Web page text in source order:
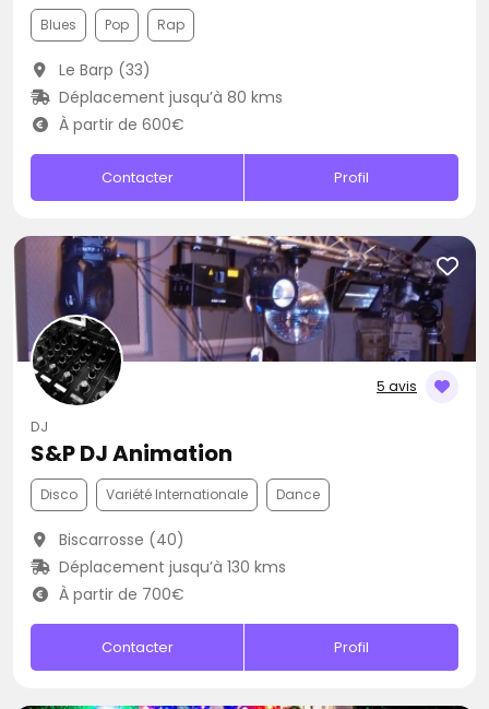
Blues Pop Rap
Le Barp (33)
Déplacement jusqu’à 80 kms
À partir de 600€
Contacter Profil
5 avis
DJ
S&P DJ Animation
Disco Variété Internationale Dance
Biscarrosse (40)
Déplacement jusqu’à 130 kms
À partir de 700€
Contacter Profil